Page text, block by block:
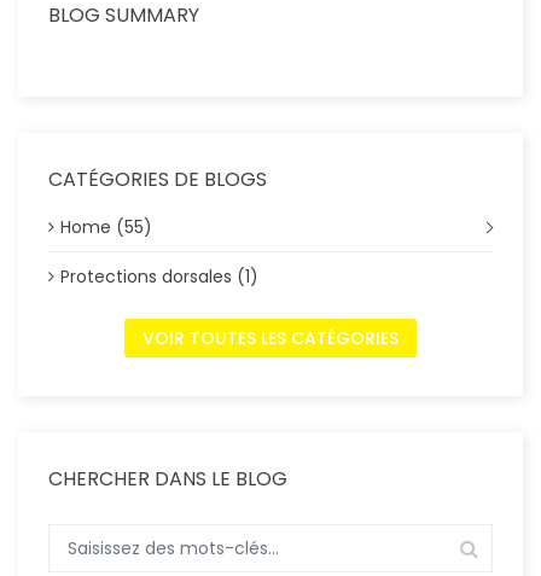
BLOG SUMMARY
CATÉGORIES DE BLOGS
Home (55)
Protections dorsales (1)
VOIR TOUTES LES CATÉGORIES
CHERCHER DANS LE BLOG